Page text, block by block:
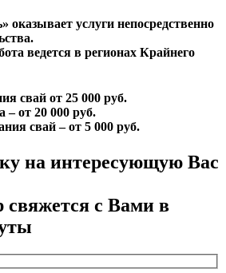
услуги непосредственно
ведется в регионах Крайнего
свай от 25 000 руб.
–от 20 000 руб.
свай –от 5 000 руб.
на интересующую Вас
с Вами в